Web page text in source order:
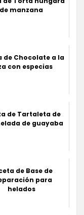
de manzana
de Chocolate a la
con especias
de Tartaleta de
de guayaba
de Base de
para
helados